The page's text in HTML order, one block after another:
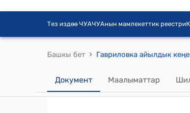
Тез издөө ЧУАЧУАнын мамлекеттик реестри
Башкы бет ›
Документ Маалыматтар